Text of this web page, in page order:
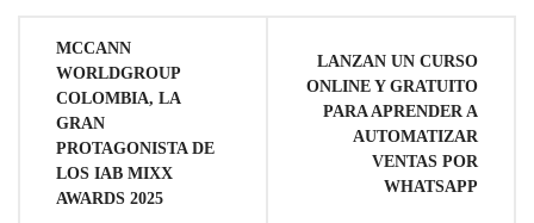
Navegación
entradas
MCCANN
WORLDGROUP
COLOMBIA, LA
GRAN
PROTAGONISTA DE
LOS IAB MIXX
AWARDS 2025
LANZAN UN CURSO
ONLINE Y GRATUITO
PARA APRENDER A
AUTOMATIZAR
VENTAS POR
WHATSAPP